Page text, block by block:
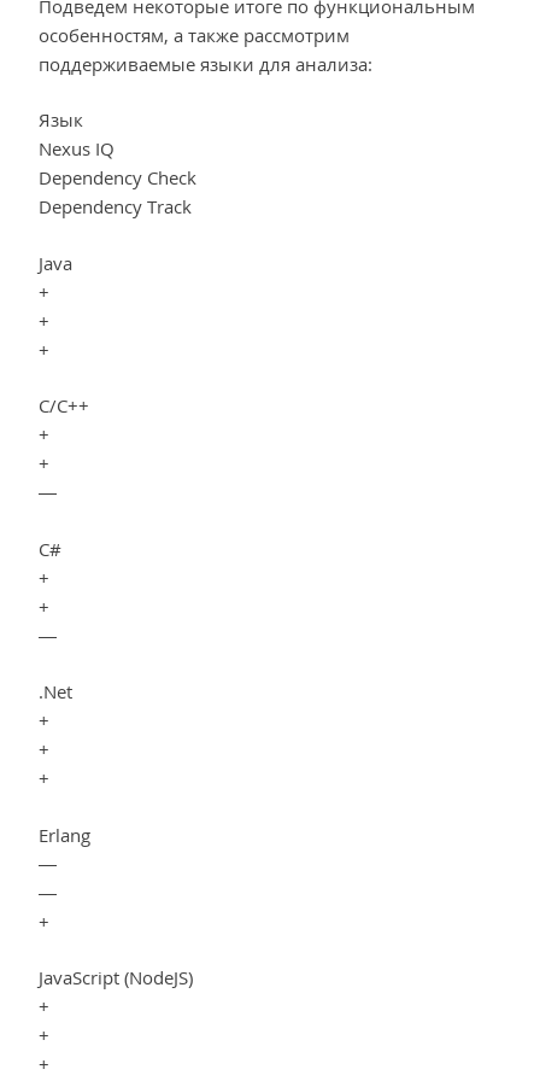
Подведем некоторые итоге по функциональным
особенностям, а также рассмотрим
поддерживаемые языки для анализа:
Язык
Nexus IQ
Dependency Check
Dependency Track
Java
+
+
+
C/C++
+
+
—
C#
+
+
—
.Net
+
+
+
Erlang
—
—
+
JavaScript (NodeJS)
+
+
+